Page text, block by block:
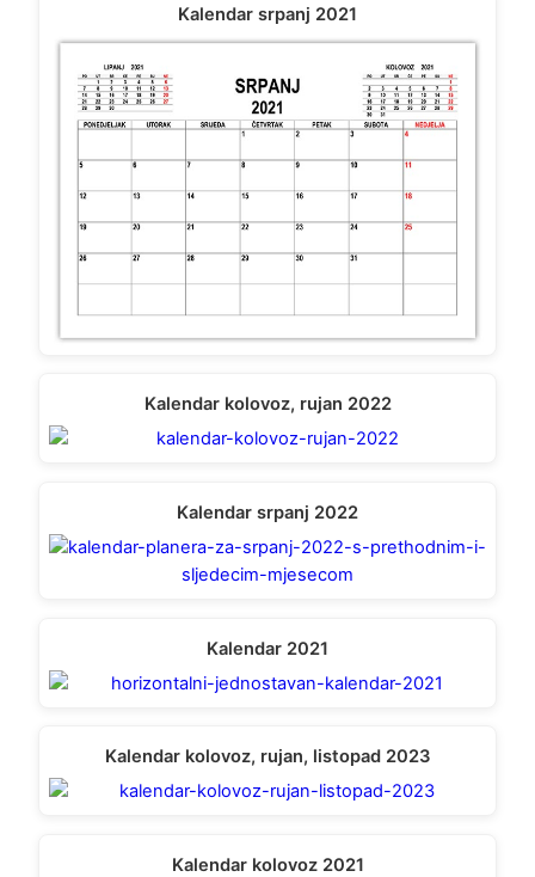
Kalendar srpanj 2021
Kalendar kolovoz, rujan 2022
Kalendar srpanj 2022
Kalendar 2021
Kalendar kolovoz, rujan, listopad 2023
Kalendar kolovoz 2021